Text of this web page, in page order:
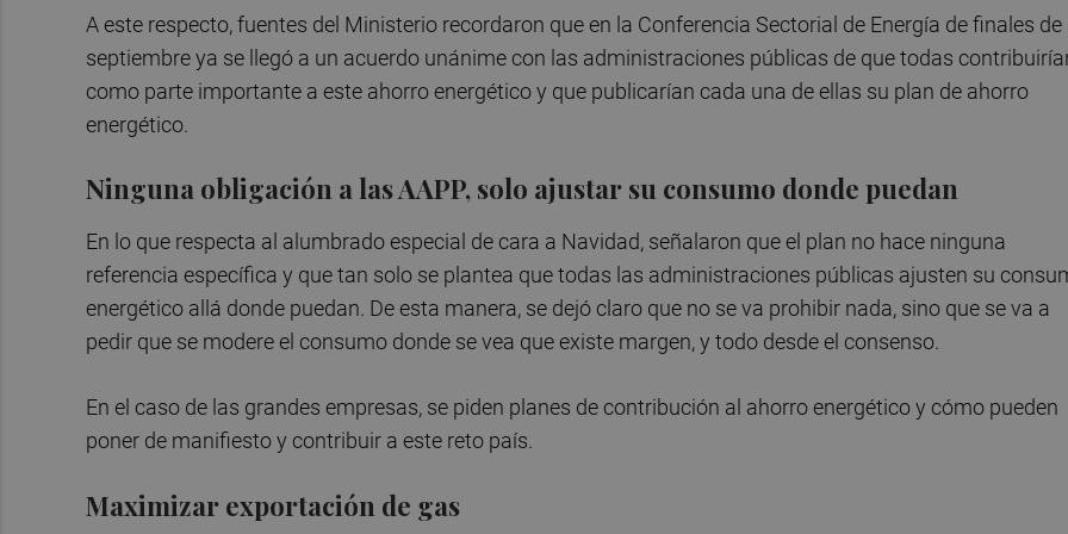
A este respecto, fuentes del Ministerio recordaron que en la Conferencia Sectorial de Energía de finales de
septiembre ya se llegó a un acuerdo unánime con las administraciones públicas de que todas
como parte importante a este ahorro energético y que publicarían cada una de ellas su plan de ahorro
energético.
Ninguna obligación a las AAPP, solo ajustar su consumo donde puedan
En lo que respecta al alumbrado especial de cara a Navidad, señalaron que el plan no hace ninguna
referencia específica y que tan solo se plantea que todas las administraciones públicas ajusten su
energético allá donde puedan. De esta manera, se dejó claro que no se va prohibir nada, sino que se va a
pedir que se modere el consumo donde se vea que existe margen, y todo desde el consenso.
En el caso de las grandes empresas, se piden planes de contribución al ahorro energético y cómo pueden
poner de manifiesto y contribuir a este reto país.
Maximizar exportación de gas